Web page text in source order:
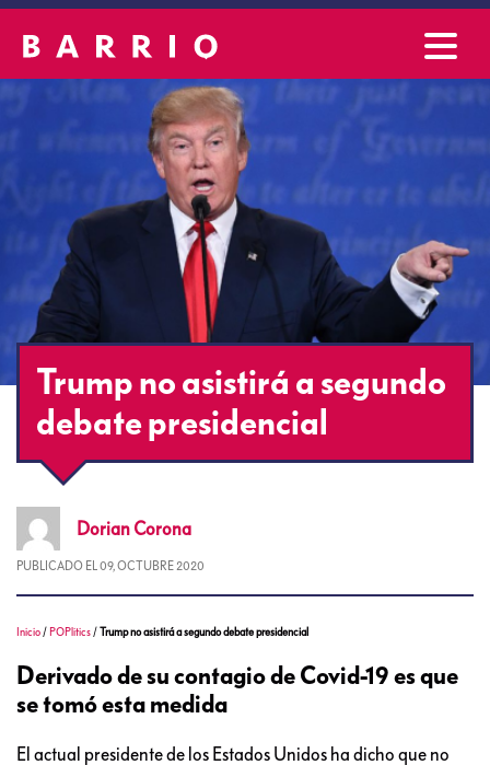
Trump no asistirá a segundo
debate presidencial
Dorian Corona
PUBLICADO EL 09, OCTUBRE 2020
Inicio / POPlitics /Trump no asistirá a segundo debate presidencial
Derivado de su contagio de Covid-19 es que
se tomó esta medida
El actual presidente de los Estados Unidos ha dicho que no